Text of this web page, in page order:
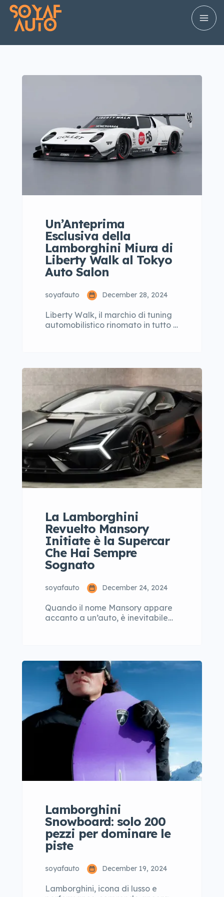
Un’Anteprima
Esclusiva della
Lamborghini Miura di
Liberty Walk al Tokyo
Auto Salon
soyafauto December 28, 2024
Liberty Walk, il marchio di tuning
automobilistico rinomato in tutto il
Lamborghini Miura. Con il carisma
e la visione del fondatore Wataru
Kato, il brand giapponese ha
deciso di rivisitare uno dei modelli
[…]
La Lamborghini
Revuelto Mansory
Initiate è la Supercar
Che Hai Sempre
Sognato
soyafauto December 24, 2024
Quando il nome Mansory appare
accanto a un’auto, è inevitabile
celebre per le sue modifiche
stravaganti e uniche, ha deciso di
portare la sua magia sulla
Lamborghini Revuelto, creando
una versione che non solo […]
Lamborghini
Snowboard: solo 200
pezzi per dominare le
piste
soyafauto December 19, 2024
Lamborghini, icona di lusso e